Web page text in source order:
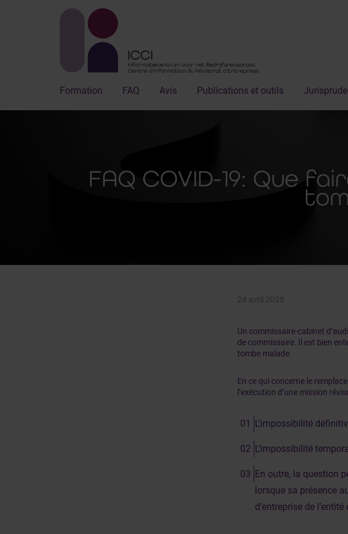
Formation FAQ Avis Publications et outils
FAQ COVID-19: Que
24 avril 2020
Un commissaire-cabinet
de commissaire. Il est bien
tombe malade.
En ce qui concerne le
l’exécution d’une mission
L’impossibilité
L’impossibilité
En outre, la question
lorsque sa présence
d’entreprise de